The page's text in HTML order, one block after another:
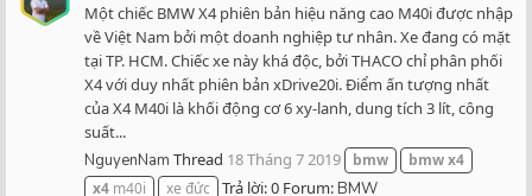
Một chiếc BMW X4 phiên bản hiệu năng cao M40i được nhập
về Việt Nam bởi một doanh nghiệp tư nhân. Xe đang có mặt
tại TP. HCM. Chiếc xe này khá độc, bởi THACO chỉ phân phối
X4 với duy nhất phiên bản xDrive20i. Điểm ấn tượng nhất
của X4 M40i là khối động cơ 6 xy-lanh, dung tích 3 lít, công
suất...
NguyenNam Thread 18 Tháng 7 2019 bmw bmwx4
x4 m40i xe đức Trả lời: 0 Forum:BMW